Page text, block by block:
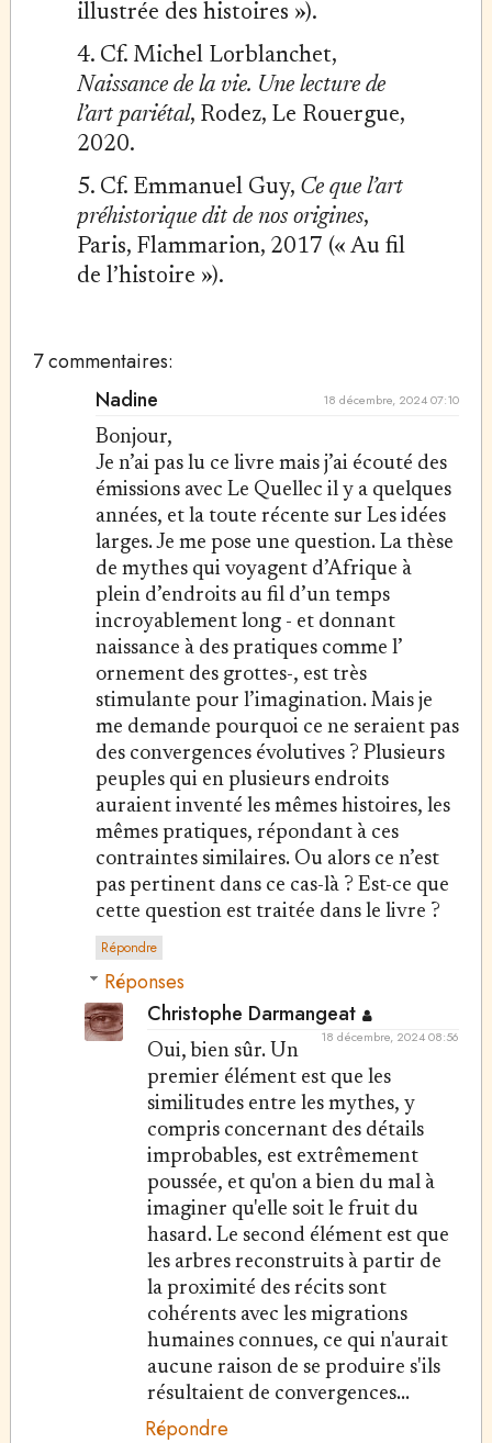
illustrée des histoires »).
4. Cf. Michel Lorblanchet,
Naissance de la vie. Une lecture de
l’art pariétal, Rodez, Le Rouergue,
2020.
5. Cf. Emmanuel Guy, Ce que l’art
préhistorique dit de nos origines,
Paris, Flammarion, 2017 (« Au fil
de l’histoire »).
7 commentaires:
Nadine
18 décembre, 2024 07:10
Bonjour,
Je n’ai pas lu ce livre mais j’ai écouté des
émissions avec Le Quellec il y a quelques
années, et la toute récente sur Les idées
larges. Je me pose une question. La thèse
de mythes qui voyagent d’Afrique à
plein d’endroits au fil d’un temps
incroyablement long - et donnant
naissance à des pratiques comme l’
ornement des grottes-, est très
stimulante pour l’imagination. Mais je
me demande pourquoi ce ne seraient pas
des convergences évolutives ? Plusieurs
peuples qui en plusieurs endroits
auraient inventé les mêmes histoires, les
mêmes pratiques, répondant à ces
contraintes similaires. Ou alors ce n’est
pas pertinent dans ce cas-là ? Est-ce que
cette question est traitée dans le livre ?
Répondre
Réponses
Christophe Darmangeat
18 décembre, 2024 08:56
Oui, bien sûr. Un
premier élément est que les
similitudes entre les mythes, y
compris concernant des détails
improbables, est extrêmement
poussée, et qu'on a bien du mal à
imaginer qu'elle soit le fruit du
hasard. Le second élément est que
les arbres reconstruits à partir de
la proximité des récits sont
cohérents avec les migrations
humaines connues, ce qui n'aurait
aucune raison de se produire s'ils
résultaient de convergences...
Répondre